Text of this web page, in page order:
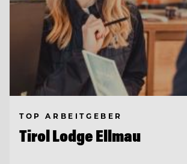
TOP ARBEITGEBER
Tirol Lodge Ellmau